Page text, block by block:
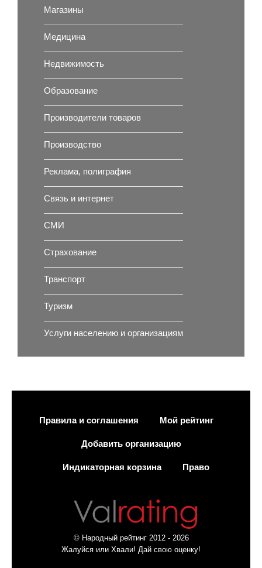
Магазины
Медицина
Недвижимость
Образование
Производители товаров
Производство
Реклама, полиграфия
Связь и интернет
СМИ
Страхование
Транспорт
Туризм
Услуги населению и организациям
Правила и соглашения Мой рейтинг
Добавить организацию
Индикаторная корзина Право
© Народный рейтинг 2012 - 2026
Жалуйся или Хвали! Дай свою оценку!